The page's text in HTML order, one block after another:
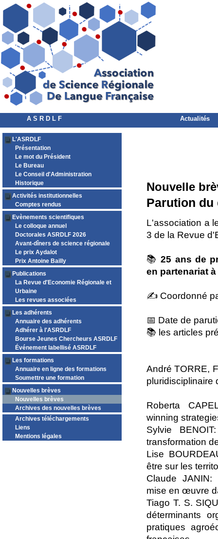
A S R D L F Actualités
L'ASRDLF
Présentation
Le mot du Président
Le Bureau
Le Conseil d'Administration
Historique
Activités institutionnelles
Comptes rendus
Evènements scientifiques
Le colloque annuel
Doctorales ASRDLF 2026
Avant-dîners de science régionale
Le prix Aydalot
Prix Antoine Bailly
Publications
La Revue d'Economie Régionale et
Urbaine
Les revues associées
Les adhérents
Annuaire des adhérents
Adhérer à l'ASRDLF
Bourse Jeunes Chercheurs ASRDLF
Événement labellisé ASRDLF
Les formations
Annuaire en ligne des formations
Soumettre une formation
Nouvelles brèves
Nouvelles brèves
Archives des nouvelles brèves
Archives téléchargements
Liens
Mentions légales
Nouvelle
Parution du
L'association a
3 de la Revue
📚25 ans de
en partenariat
✍️ Coordonné
📅 Date de
📚 les articles
André TORRE,
pluridisciplinaire
Roberta
winning
Sylvie
transformation
Lise
être sur les
Claude JANIN:
mise en œuvre
Tiago T. S.
déterminants
pratiques